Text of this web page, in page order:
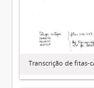
Transcrição de fitas-